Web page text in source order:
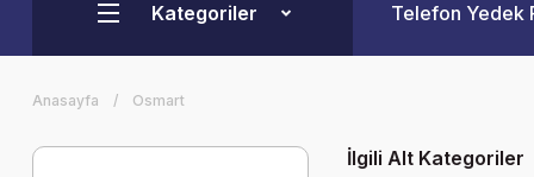
Kategoriler Telefon Yedek
Anasayfa Osmart
İlgili Alt Kategoriler